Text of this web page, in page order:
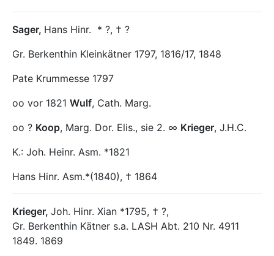
Sager, Hans Hinr. * ?, † ?
Gr. Berkenthin Kleinkätner 1797, 1816/17, 1848
Pate Krummesse 1797
oo vor 1821 Wulf, Cath. Marg.
oo ? Koop, Marg. Dor. Elis., sie 2. ∞ Krieger, J.H.C.
K.: Joh. Heinr. Asm. *1821
Hans Hinr. Asm.*(1840), † 1864
Krieger, Joh. Hinr. Xian *1795, † ?,
Gr. Berkenthin Kätner s.a. LASH Abt. 210 Nr. 4911
1849. 1869